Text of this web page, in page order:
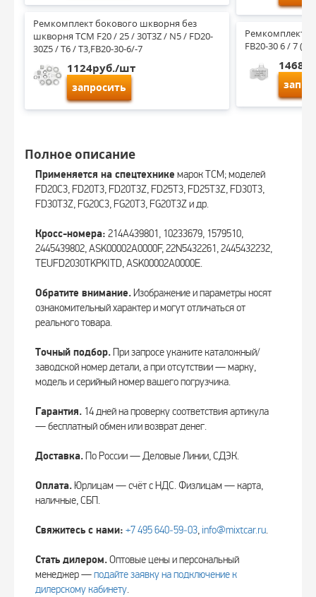
Ремкомплект бокового шкворня без
шкворня TCM F20 / 25 / 30T3Z / N5 / FD20-
30Z5 / T6 / T3,FB20-30-6/-7
1124руб./шт
запросить
Ремкомплект
FB20-30 6 / 7
Полное описание
Применяется на спецтехнике марок TCM; моделей
FD20C3, FD20T3, FD20T3Z, FD25T3, FD25T3Z, FD30T3,
FD30T3Z, FG20C3, FG20T3, FG20T3Z и др.
Кросс-номера: 214A439801, 10233679, 1579510,
2445439802, ASK00002A0000F, 22N5432261, 2445432232,
TEUFD2030TKPKITD, ASK00002A0000E.
Обратите внимание.Изображение и параметры носят
ознакомительный характер и могут отличаться от
реального товара.
Точный подбор.При запросе укажите каталожный/
заводской номер детали, а при отсутствии — марку,
модель и серийный номер вашего погрузчика.
Гарантия. 14 дней на проверку соответствия артикула
— бесплатный обмен или возврат денег.
Доставка.По России — Деловые Линии, СДЭК.
Оплата. Юрлицам — счёт с НДС. Физлицам — карта,
наличные, СБП.
Свяжитесь с нами: +7 495 640‑59‑03, info@mixtcar.ru.
Стать дилером.Оптовые цены и персональный
менеджер —подайте заявку на подключение к
дилерскому кабинету.